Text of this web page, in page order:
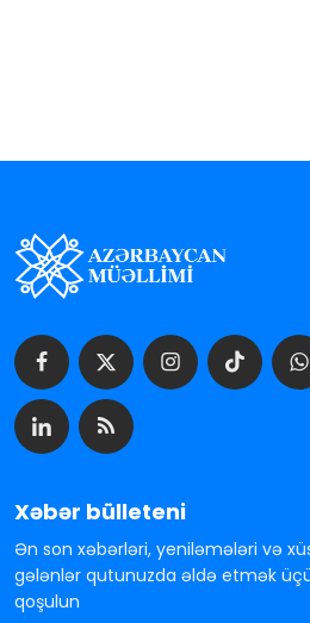
Xəbər bülleteni
Ən son xəbərləri, yeniləmələri və
gələnlər qutunuzda əldə etmək
qoşulun